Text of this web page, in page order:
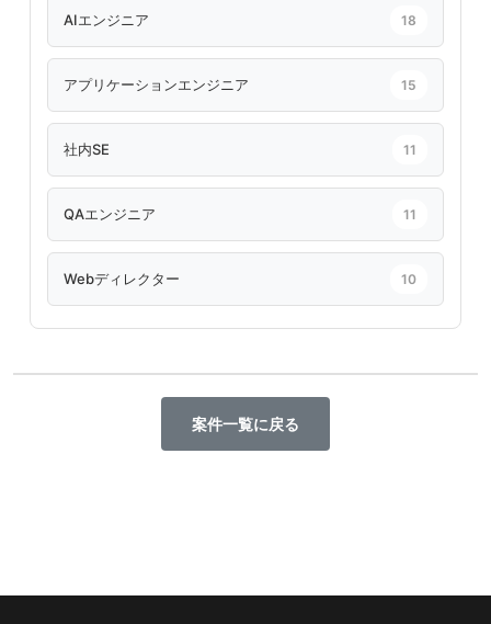
AIエンジニア 18
アプリケーションエンジニア 15
社内SE 11
QAエンジニア 11
Webディレクター 10
案件一覧に戻る